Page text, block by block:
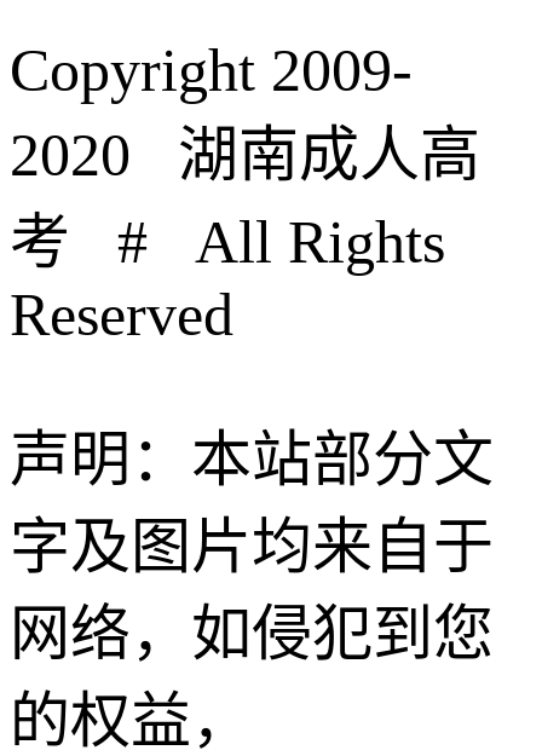
Copyright 2009-
2020 湖南成人高
考 # All Rights
Reserved
声明：本站部分文
字及图片均来自于
网络，如侵犯到您
的权益，